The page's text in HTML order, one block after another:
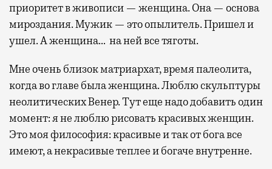
приоритет в живописи — женщина. Она — основа
мироздания. Мужик — это опылитель. Пришел и
ушел. А женщина… на ней все тяготы.
Мне очень близок матриархат, время палеолита,
когда во главе была женщина. Люблю скульптуры
неолитических Венер. Тут еще надо добавить один
момент: я не люблю рисовать красивых женщин.
Это моя философия: красивые и так от бога все
имеют, а некрасивые теплее и богаче внутренне.